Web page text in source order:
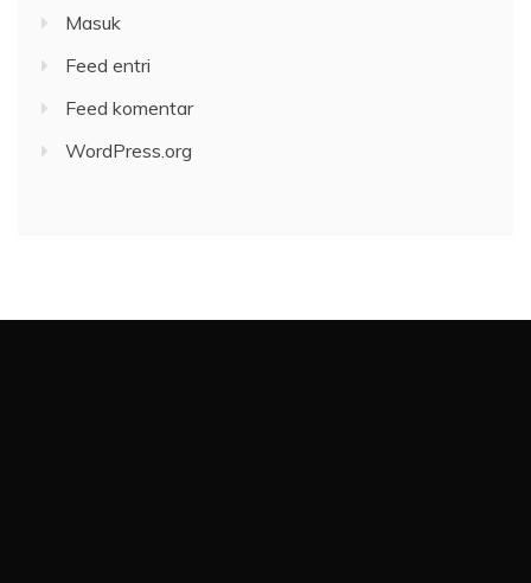
Masuk
Feed entri
Feed komentar
WordPress.org